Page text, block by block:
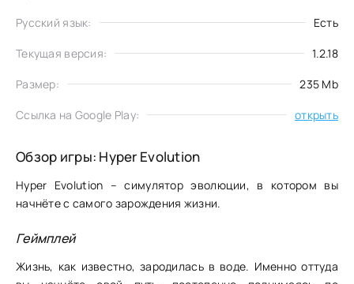
Русский язык: Есть
Текущая версия: 1.2.18
Размер: 235 Mb
Ссылка на Google Play: открыть
Обзор игры: Hyper Evolution
Hyper Evolution – симулятор эволюции, в котором вы
начнёте с самого зарождения жизни.
Геймплей
Жизнь, как известно, зародилась в воде. Именно оттуда